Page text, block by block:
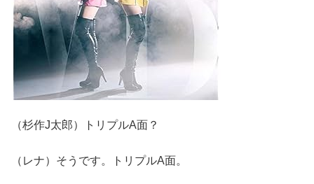
（杉作J太郎）トリプルA面？
（レナ）そうです。トリプルA面。